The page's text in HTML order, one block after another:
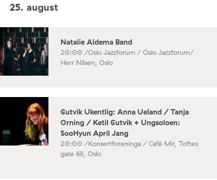
25. august
Natalie Aldema Band
20:00 /Oslo Jazzforum / Oslo Jazzforum/
Herr Nilsen, Oslo
Gutvik Ukentlig: Anna Ueland / Tanja
Orning / Ketil Gutvik + Ungsoloen:
SooHyun April Jang
20:00 /Konsertforeninga / Café Mir, Toftes
gate 69, Oslo